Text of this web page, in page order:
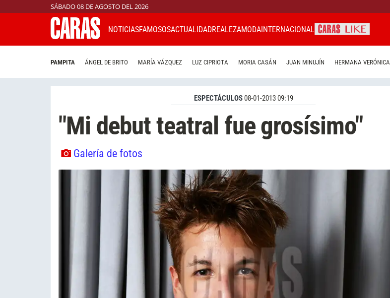
SÁBADO 08 DE AGOSTO DEL 2026
NOTICIASFAMOSOSACTUALIDADREALEZAMODAINTERNACIONAL
PAMPITA ÁNGEL DE BRITO MARÍA VÁZQUEZ LUZ CIPRIOTA MORIA CASÁN JUAN MINUJÍN HERMANA VERÓNICA
ESPECTÁCULOS08-01-2013 09:19
"Mi debut teatral fue grosísimo"
Galería de fotos